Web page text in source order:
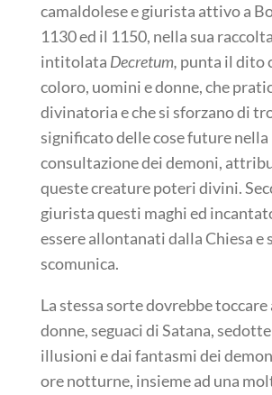
camaldolese e giurista attivo a
1130 ed il 1150, nella sua
intitolata Decretum, punta il dito
coloro, uomini e donne, che
divinatoria e che si sforzano di
significato delle cose future nella
consultazione dei demoni,
queste creature poteri divini.
giurista questi maghi ed
essere allontanati dalla Chiesa e
scomunica.
La stessa sorte dovrebbe toccare
donne, seguaci di Satana,
illusioni e dai fantasmi dei
ore notturne, insieme ad una